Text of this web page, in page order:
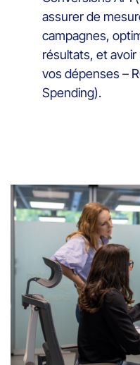
assurer de
campagnes,
résultats, et
vos dépenses –
Spending).